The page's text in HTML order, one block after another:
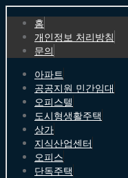
홈
개인정보 처리방침
문의
아파트
공공지원 민간임대
오피스텔
도시형생활주택
상가
지식산업센터
오피스
단독주택